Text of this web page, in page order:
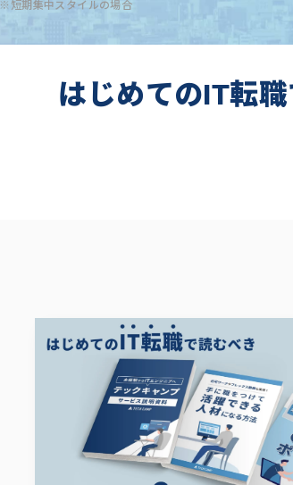
※短期集中スタイルの場合
はじめてのIT転